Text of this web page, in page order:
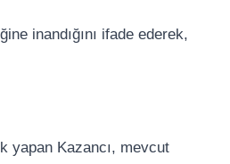
inandığını ifade ederek,
yapan Kazancı, mevcut